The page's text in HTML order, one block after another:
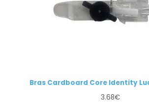
Bras Cardboard Core Identity
3.68€